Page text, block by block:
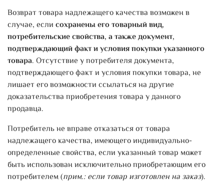
Возврат товара надлежащего качества возможен в
случае, если сохранены его товарный вид,
потребительские свойства, а также документ,
подтверждающий факт и условия покупки указанного
товара. Отсутствие у потребителя документа,
подтверждающего факт и условия покупки товара, не
лишает его возможности ссылаться на другие
доказательства приобретения товара у данного
продавца.
Потребитель не вправе отказаться от товара
надлежащего качества, имеющего индивидуально-
определенные свойства, если указанный товар может
быть использован исключительно приобретающим его
потребителем (прим.: если товар изготовлен на заказ).